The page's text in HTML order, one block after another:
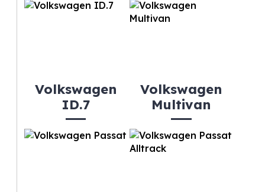
Volkswagen
ID.7
Volkswagen
Multivan